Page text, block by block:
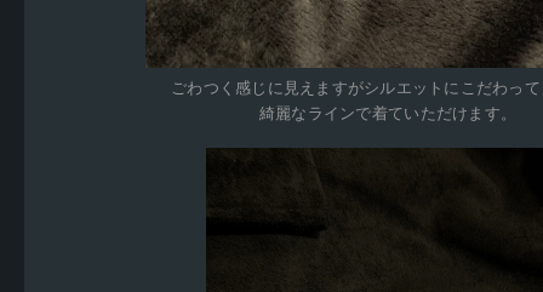
ごわつく感じに見えますがシルエットにこだわっ
綺麗なラインで着ていただけます。